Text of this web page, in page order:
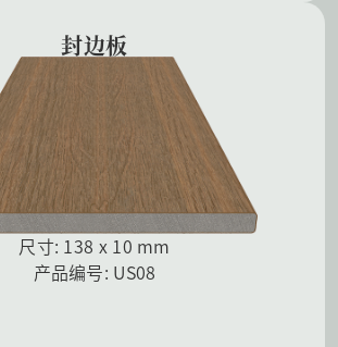
封边板
尺寸: 138 x 10 mm
产品编号: US08